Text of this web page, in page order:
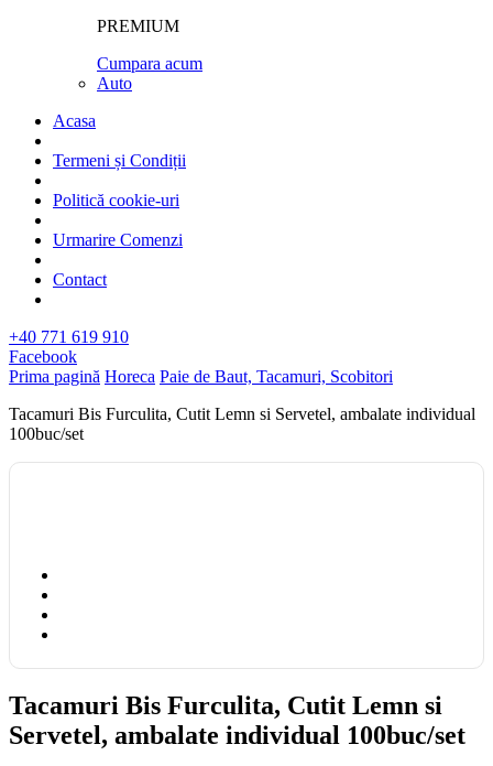
PREMIUM
Cumpara acum
Auto
Acasa
Termeni și Condiții
Politică cookie-uri
Urmarire Comenzi
Contact
+40 771 619 910
Facebook
Prima pagină Horeca Paie de Baut, Tacamuri, Scobitori
Tacamuri Bis Furculita, Cutit Lemn si Servetel, ambalate individual
100buc/set
Tacamuri Bis Furculita, Cutit Lemn si
Servetel, ambalate individual 100buc/set